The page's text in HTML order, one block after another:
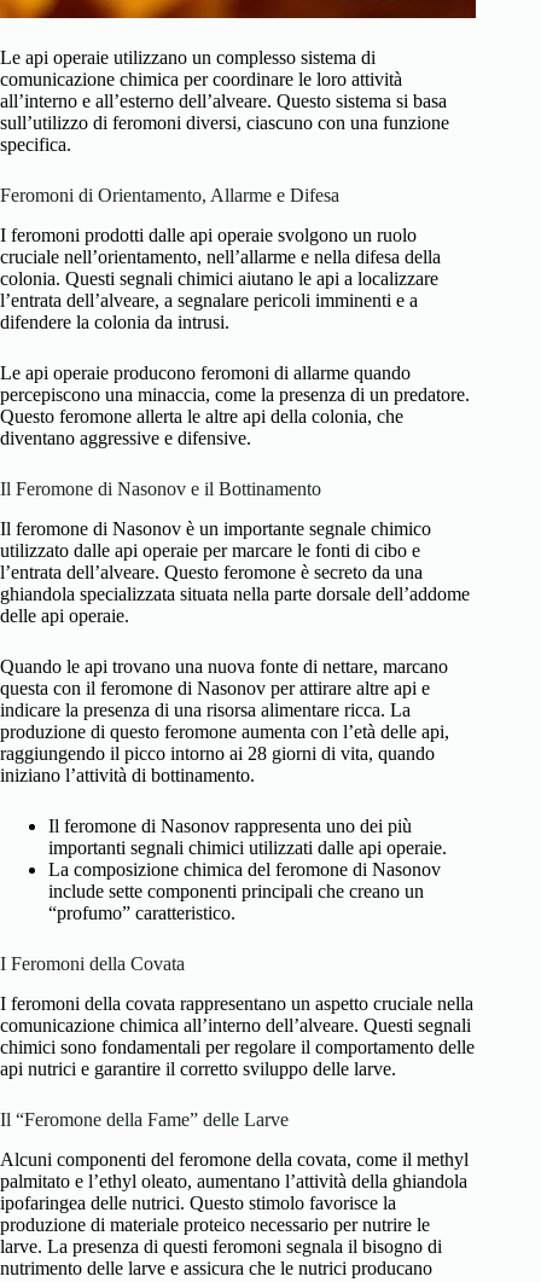
Le api operaie utilizzano un complesso sistema di
comunicazione chimica per coordinare le loro attività
all’interno e all’esterno dell’alveare. Questo sistema si basa
sull’utilizzo di feromoni diversi, ciascuno con una funzione
specifica.
Feromoni di Orientamento, Allarme e Difesa
I feromoni prodotti dalle api operaie svolgono un ruolo
cruciale nell’orientamento, nell’allarme e nella difesa della
colonia. Questi segnali chimici aiutano le api a localizzare
l’entrata dell’alveare, a segnalare pericoli imminenti e a
difendere la colonia da intrusi.
Le api operaie producono feromoni di allarme quando
percepiscono una minaccia, come la presenza di un predatore.
Questo feromone allerta le altre api della colonia, che
diventano aggressive e difensive.
Il Feromone di Nasonov e il Bottinamento
Il feromone di Nasonov è un importante segnale chimico
utilizzato dalle api operaie per marcare le fonti di cibo e
l’entrata dell’alveare. Questo feromone è secreto da una
ghiandola specializzata situata nella parte dorsale dell’addome
delle api operaie.
Quando le api trovano una nuova fonte di nettare, marcano
questa con il feromone di Nasonov per attirare altre api e
indicare la presenza di una risorsa alimentare ricca. La
produzione di questo feromone aumenta con l’età delle api,
raggiungendo il picco intorno ai 28 giorni di vita, quando
iniziano l’attività di bottinamento.
Il feromone di Nasonov rappresenta uno dei più
importanti segnali chimici utilizzati dalle api operaie.
La composizione chimica del feromone di Nasonov
include sette componenti principali che creano un
“profumo” caratteristico.
I Feromoni della Covata
I feromoni della covata rappresentano un aspetto cruciale nella
comunicazione chimica all’interno dell’alveare. Questi segnali
chimici sono fondamentali per regolare il comportamento delle
api nutrici e garantire il corretto sviluppo delle larve.
Il “Feromone della Fame” delle Larve
Alcuni componenti del feromone della covata, come il methyl
palmitato e l’ethyl oleato, aumentano l’attività della ghiandola
ipofaringea delle nutrici. Questo stimolo favorisce la
produzione di materiale proteico necessario per nutrire le
larve. La presenza di questi feromoni segnala il bisogno di
nutrimento delle larve e assicura che le nutrici producano